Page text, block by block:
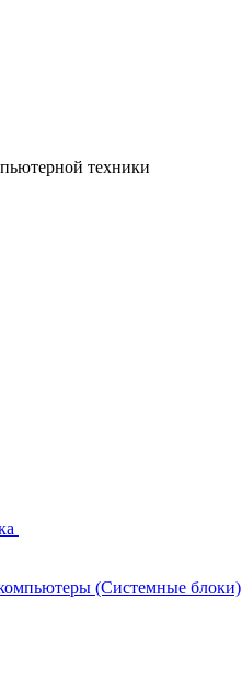
техники
(Системные блоки)